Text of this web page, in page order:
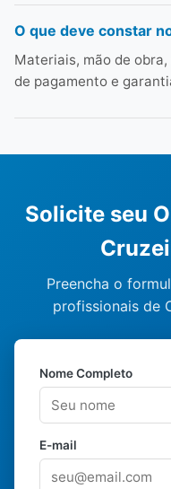
O que deve constar
Materiais, mão de
de pagamento e
Solicite seu
Preencha o
profissionais de
Nome Completo
E-mail